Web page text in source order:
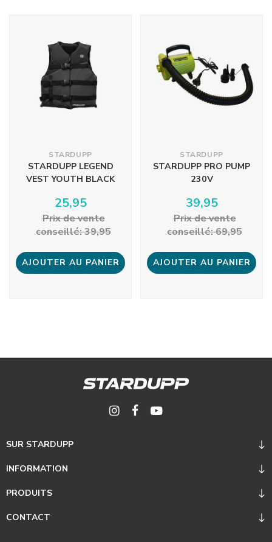
STARDUPP
STARDUPP LEGEND
VEST YOUTH BLACK
25,95
Prix ​​de vente
conseillé: 39,95
AJOUTER AU PANIER
STARDUPP
STARDUPP PRO PUMP
230V
39,95
Prix ​​de vente
conseillé: 69,95
AJOUTER AU PANIER
SUR STARDUPP
INFORMATION
PRODUITS
CONTACT